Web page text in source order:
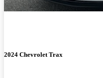
2024 Chevrolet Trax